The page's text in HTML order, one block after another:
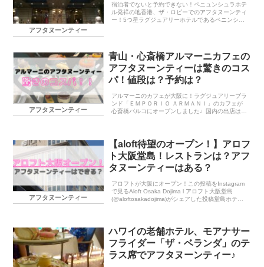
アフタヌーンティー
宿泊者でないと予約できない！ペニュンシュラホテ
ル発祥の地香港、ザ・ロビーでのアフタヌーンティ
ー！5つ星ラグジュアリーホテルであるペニンシュ
アフタヌーンティー
青山・心斎橋アルマーニカフェの
アフタヌーンティーは驚きのコス
パ！値段は？予約は？
アルマーニのカフェが大阪に！ラグジュアリーブラ
ンド「ＥＭＰＯＲＩＯ ＡＲＭＡＮＩ」のカフェが
心斎橋パルコにオープンしました♩国内の出店は青
アフタヌーンティー
【aloft待望のオープン！】アロフ
ト大阪堂島！レストランは？アフ
タヌーンティーはある？
アロフトが大阪にオープン！この投稿をInstagram
で見るAloft Osaka Dojima l アロフト大阪堂島
(@aloftosakadojima)がシェアした投稿堂島ホテル
ハワイの老舗ホテル、モアナサー
フライダー「ザ・ベランダ」のテ
ラス席でアフタヌーンティー♪